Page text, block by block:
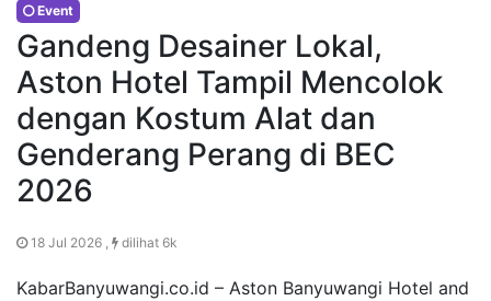
Event
Gandeng Desainer Lokal,
Aston Hotel Tampil Mencolok
dengan Kostum Alat dan
Genderang Perang di BEC
2026
18 Jul 2026 , dilihat 6k
KabarBanyuwangi.co.id – Aston Banyuwangi Hotel and